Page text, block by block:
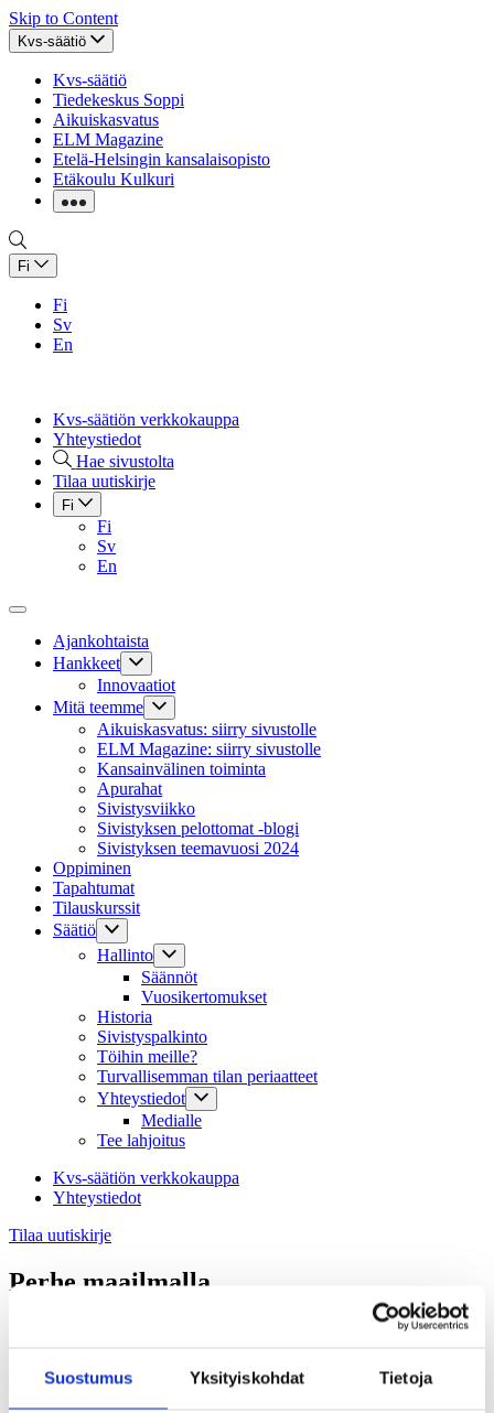
Suostumus Yksityiskohdat Tietoja
Skip to Content
Kvs-säätiö
Kvs-säätiö
Tiedekeskus Soppi
Aikuiskasvatus
ELM Magazine
Etelä-Helsingin kansalaisopisto
Etäkoulu Kulkuri
Fi
Fi
Sv
En
Kvs-säätiön verkkokauppa
Yhteystiedot
Hae sivustolta
Tilaa uutiskirje
Fi
Fi
Sv
En
Ajankohtaista
Hankkeet
Innovaatiot
Mitä teemme
Aikuiskasvatus: siirry sivustolle
ELM Magazine: siirry sivustolle
Kansainvälinen toiminta
Apurahat
Sivistysviikko
Sivistyksen pelottomat -blogi
Sivistyksen teemavuosi 2024
Oppiminen
Tapahtumat
Tilauskurssit
Säätiö
Hallinto
Säännöt
Vuosikertomukset
Historia
Sivistyspalkinto
Töihin meille?
Turvallisemman tilan periaatteet
Yhteystiedot
Medialle
Tee lahjoitus
Kvs-säätiön verkkokauppa
Yhteystiedot
Tilaa uutiskirje
Perhe maailmalla
Perhe maailmalla -blogiarkiston sisällöt tarjoavat vertaistukea
suunnitteleville suomalaisperheille. Perhe maailmalla (2019-2021)
oli Kvs-säätiön ja
Suomi-Seura ry:n yhteistyöhanke.